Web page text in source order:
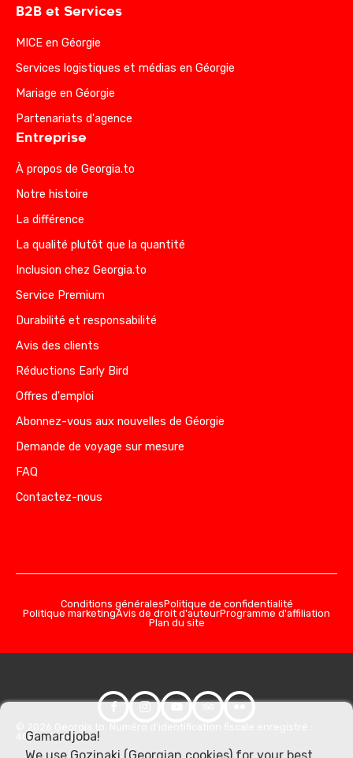
B2B et Services
MICE en Géorgie
Services logistiques et médias en Géorgie
Mariage en Géorgie
Partenariats d'agence
Entreprise
À propos de Georgia.to
Notre histoire
La différence
La qualité plutôt que la quantité
Inclusion chez Georgia.to
Service Premium
Durabilité et responsabilité
Avis des clients
Réductions Early Bird
Offres d'emploi
Abonnez-vous aux nouvelles de Géorgie
Demande de voyage sur mesure
FAQ
Contactez-nous
Conditions généralesPolitique de confidentialité
Politique marketingAvis de droit d'auteurProgramme d'affiliation
Plan du site
406357981
Gamardjoba!